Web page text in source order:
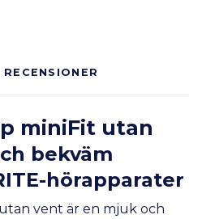
RECENSIONER
miniFit utan
bekväm
hörapparater
vent är en mjuk och